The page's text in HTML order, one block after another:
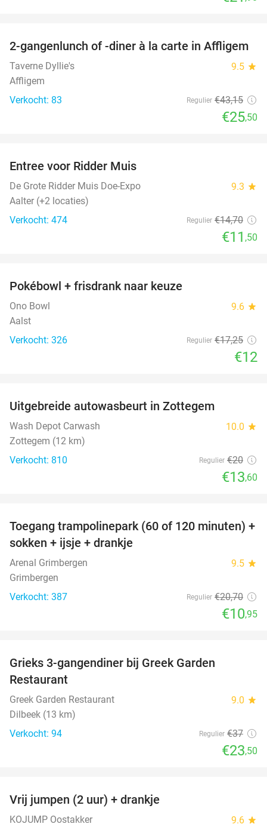
41%
2-gangenlunch of -diner à la carte in Affligem
Taverne Dyllie's 9.5 star
Affligem
Verkocht: 83
Regulier €43,15
€25,50
Entree voor Ridder Muis
De Grote Ridder Muis Doe-Expo 9.3 star
Aalter (+2 locaties)
Verkocht: 474
Regulier €14,70
€11 ,50
Pokébowl + frisdrank naar keuze
Ono Bowl 9.6 star
Aalst
Verkocht: 326
Regulier €17,25
€12
Uitgebreide autowasbeurt in Zottegem
Wash Depot Carwash 10.0 star
Zottegem (12 km)
Verkocht: 810
Regulier €20
€13,60
47%
Toegang trampolinepark (60 of 120 minuten) +
sokken + ijsje + drankje
Arenal Grimbergen 9.5 star
Grimbergen
Verkocht: 387
Regulier €20,70
€10,95
Grieks 3-gangendiner bij Greek Garden
Restaurant
Greek Garden Restaurant 9.0 star
Dilbeek (13 km)
Verkocht: 94
Regulier €37
€23,50
Vrij jumpen (2 uur) + drankje
KOJUMP Oostakker 9.6 star